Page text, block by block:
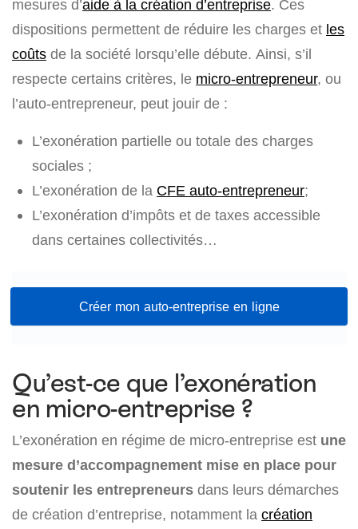
mesures d’aide à la création d’entreprise. Ces
dispositions permettent de réduire les charges et les
coûts de la société lorsqu’elle débute. Ainsi, s’il
respecte certains critères, le micro-entrepreneur, ou
l’auto-entrepreneur, peut jouir de :
L’exonération partielle ou totale des charges
sociales ;
L’exonération de la CFE auto-entrepreneur;
L’exonération d’impôts et de taxes accessible
dans certaines collectivités…
Créer mon auto-entreprise en ligne
Qu’est-ce que l’exonération
en micro-entreprise ?
L’exonération en régime de micro-entreprise est une
mesure d’accompagnement mise en place pour
soutenir les entrepreneurs dans leurs démarches
de création d’entreprise, notamment la création